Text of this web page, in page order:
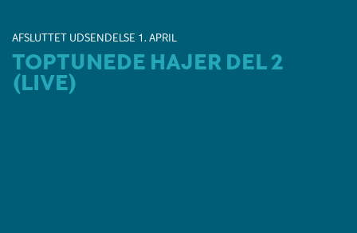
AFSLUTTET UDSENDELSE 1. APRIL
TOPTUNEDE HAJER DEL 2
(LIVE)